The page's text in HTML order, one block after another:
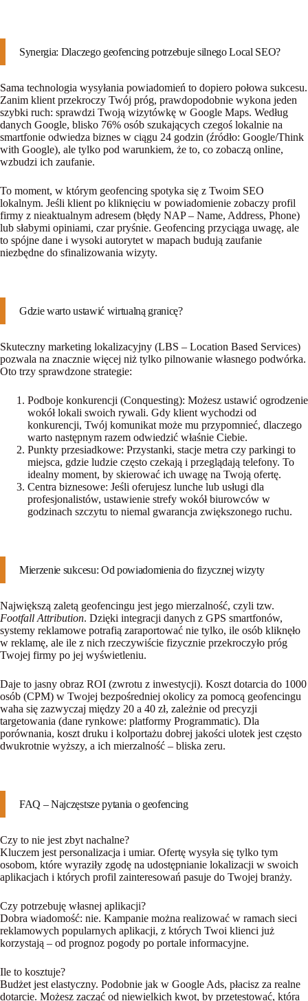
Synergia: Dlaczego geofencing potrzebuje silnego Local SEO?
Sama technologia wysyłania powiadomień to dopiero połowa sukcesu.
Zanim klient przekroczy Twój próg, prawdopodobnie wykona jeden
szybki ruch: sprawdzi Twoją wizytówkę w Google Maps. Według
danych Google, blisko 76% osób szukających czegoś lokalnie na
smartfonie odwiedza biznes w ciągu 24 godzin (źródło: Google/Think
with Google), ale tylko pod warunkiem, że to, co zobaczą online,
wzbudzi ich zaufanie.
To moment, w którym geofencing spotyka się z Twoim SEO
lokalnym. Jeśli klient po kliknięciu w powiadomienie zobaczy profil
firmy z nieaktualnym adresem (błędy NAP – Name, Address, Phone)
lub słabymi opiniami, czar pryśnie. Geofencing przyciąga uwagę, ale
to spójne dane i wysoki autorytet w mapach budują zaufanie
niezbędne do sfinalizowania wizyty.
Gdzie warto ustawić wirtualną granicę?
Skuteczny marketing lokalizacyjny (LBS – Location Based Services)
pozwala na znacznie więcej niż tylko pilnowanie własnego podwórka.
Oto trzy sprawdzone strategie:
Podboje konkurencji (Conquesting): Możesz ustawić ogrodzenie
wokół lokali swoich rywali. Gdy klient wychodzi od
konkurencji, Twój komunikat może mu przypomnieć, dlaczego
warto następnym razem odwiedzić właśnie Ciebie.
Punkty przesiadkowe: Przystanki, stacje metra czy parkingi to
miejsca, gdzie ludzie często czekają i przeglądają telefony. To
idealny moment, by skierować ich uwagę na Twoją ofertę.
Centra biznesowe: Jeśli oferujesz lunche lub usługi dla
profesjonalistów, ustawienie strefy wokół biurowców w
godzinach szczytu to niemal gwarancja zwiększonego ruchu.
Mierzenie sukcesu: Od powiadomienia do fizycznej wizyty
Największą zaletą geofencingu jest jego mierzalność, czyli tzw.
Footfall Attribution. Dzięki integracji danych z GPS smartfonów,
systemy reklamowe potrafią zaraportować nie tylko, ile osób kliknęło
w reklamę, ale ile z nich rzeczywiście fizycznie przekroczyło próg
Twojej firmy po jej wyświetleniu.
Daje to jasny obraz ROI (zwrotu z inwestycji). Koszt dotarcia do 1000
osób (CPM) w Twojej bezpośredniej okolicy za pomocą geofencingu
waha się zazwyczaj między 20 a 40 zł, zależnie od precyzji
targetowania (dane rynkowe: platformy Programmatic). Dla
porównania, koszt druku i kolportażu dobrej jakości ulotek jest często
dwukrotnie wyższy, a ich mierzalność – bliska zeru.
FAQ – Najczęstsze pytania o geofencing
Czy to nie jest zbyt nachalne?
Kluczem jest personalizacja i umiar. Ofertę wysyła się tylko tym
osobom, które wyraziły zgodę na udostępnianie lokalizacji w swoich
aplikacjach i których profil zainteresowań pasuje do Twojej branży.
Czy potrzebuję własnej aplikacji?
Dobra wiadomość: nie. Kampanie można realizować w ramach sieci
reklamowych popularnych aplikacji, z których Twoi klienci już
korzystają – od prognoz pogody po portale informacyjne.
Ile to kosztuje?
Budżet jest elastyczny. Podobnie jak w Google Ads, płacisz za realne
dotarcie. Możesz zacząć od niewielkich kwot, by przetestować, która